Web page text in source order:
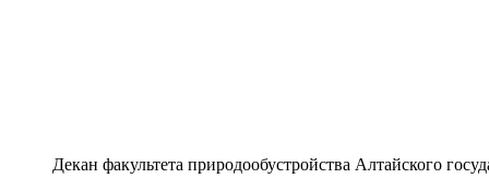
Декан факультета природообустройства Алтайского